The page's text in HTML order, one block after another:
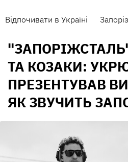
Відпочивати в Україні
ТА КОЗАКИ:
ПРЕЗЕНТУВАВ
ЯК ЗВУЧИТЬ